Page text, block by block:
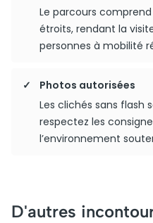
Le parcours
étroits, rendant la
personnes à mobilité
Photos autorisées
Les clichés sans flash
respectez les
l’environnement
D'autres